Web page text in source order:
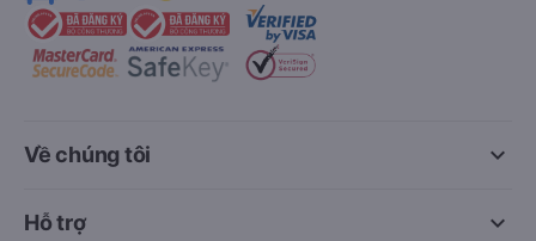
keyboard_arrow_down
Về chúng tôi
keyboard_arrow_down
Hỗ trợ